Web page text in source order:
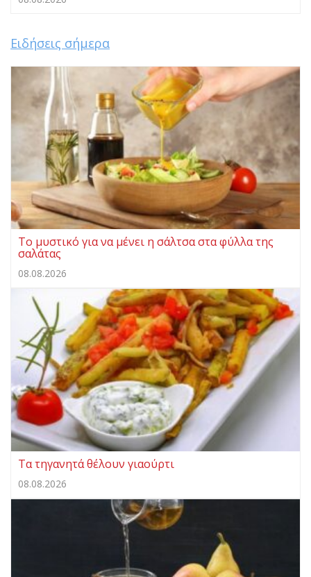
Ειδήσεις σήμερα
Το μυστικό για να μένει η σάλτσα στα φύλλα της
σαλάτας
08.08.2026
Τα τηγανητά θέλουν γιαούρτι
08.08.2026